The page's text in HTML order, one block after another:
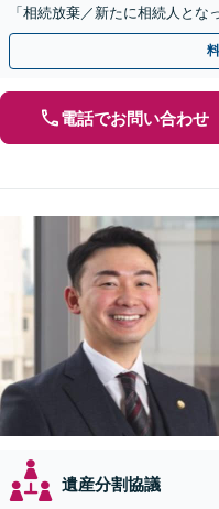
「相続放棄／新たに相続人と
応まで、きめ細やかにサポート
電話でお問い合わせ
遺産分割協議